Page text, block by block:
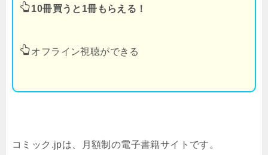
10冊買うと1冊もらえる！
オフライン視聴ができる
コミック.jpは、月額制の電子書籍サイトです。